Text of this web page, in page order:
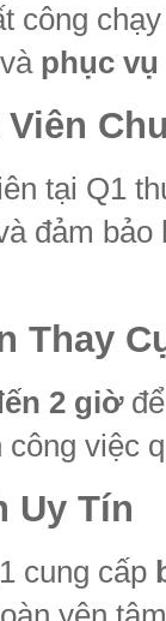
công
phục
tại Q1
đảm bảo
Thay
2 giờđể
việc
Uy Tín
cung cấp